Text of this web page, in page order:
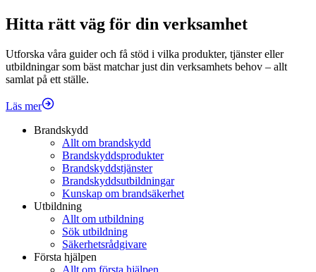
Hitta rätt väg för din verksamhet
Utforska våra guider och få stöd i vilka produkter, tjänster eller
utbildningar som bäst matchar just din verksamhets behov – allt
samlat på ett ställe.
Läs mer
Brandskydd
Allt om brandskydd
Brandskyddsprodukter
Brandskyddstjänster
Brandskyddsutbildningar
Kunskap om brandsäkerhet
Utbildning
Allt om utbildning
Sök utbildning
Säkerhetsrådgivare
Första hjälpen
Allt om första hjälpen